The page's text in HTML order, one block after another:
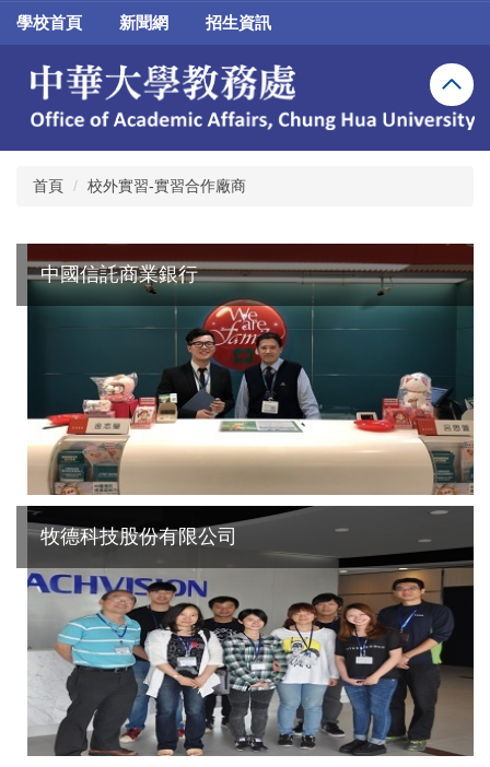
跳
區
學校首頁 新聞網 招生資訊
首頁 校外實習-實習合作廠商
中國信託商業銀行
牧德科技股份有限公司